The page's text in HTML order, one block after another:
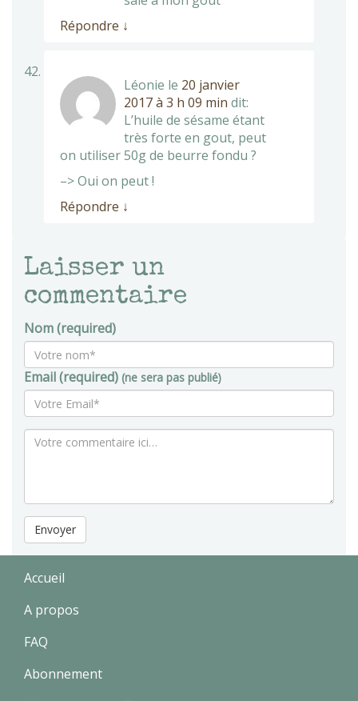
Répondre ↓
Léonie le 20 janvier
2017 à 3 h 09 min dit:
L’huile de sésame étant
très forte en gout, peut
on utiliser 50g de beurre fondu ?
–> Oui on peut !
Répondre ↓
Laisser un
commentaire
Nom (required)
Email (required) (ne sera pas publié)
Envoyer
Accueil
A propos
FAQ
Abonnement